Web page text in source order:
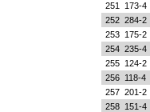
251
173-4
252 284-2
253 175-2
254 235-4
255 124-2
256 118-4
257 201-2
258 151-4